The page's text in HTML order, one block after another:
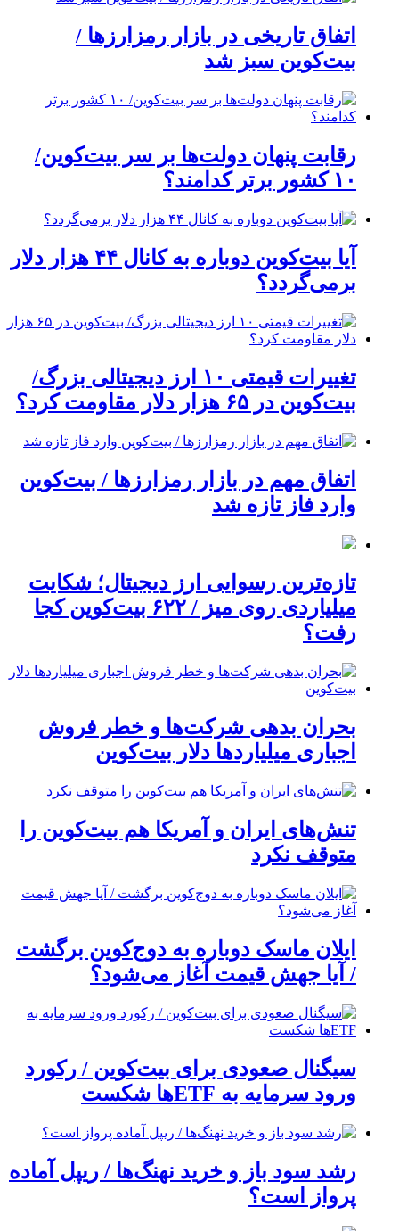
اتفاق تاریخی در بازار رمزارزها /
بیت‌کوین سبز شد
رقابت پنهان دولت‌ها بر سر بیت‌کوین/
۱۰ کشور برتر کدامند؟
آیا بیت‌کوین دوباره به کانال ۴۴ هزار دلار
برمی‌گردد؟
تغییرات قیمتی ۱۰ ارز دیجیتالی بزرگ/
بیت‌کوین در ۶۵ هزار دلار مقاومت کرد؟
اتفاق مهم در بازار رمزارزها / بیت‌کوین
وارد فاز تازه شد
تازه‌ترین رسوایی ارز دیجیتال؛ شکایت
میلیاردی روی میز / ۶۲۲ بیت‌کوین کجا
رفت؟
بحران بدهی شرکت‌ها و خطر فروش
اجباری میلیاردها دلار بیت‌کوین
تنش‌های ایران و آمریکا هم بیت‌کوین را
متوقف نکرد
ایلان ماسک دوباره به دوج‌کوین برگشت
/ آیا جهش قیمت آغاز می‌شود؟
سیگنال صعودی برای بیت‌کوین / رکورد
ورود سرمایه به ETFها شکست
رشد سود باز و خرید نهنگ‌ها / ریپل آماده
پرواز است؟